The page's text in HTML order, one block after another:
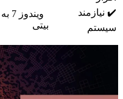
✔️ نیازمند
سیستم
بیتی